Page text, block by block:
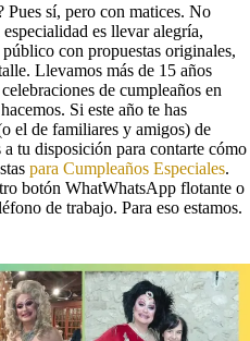
Pues sí, pero con matices. No
es llevar alegría,
con propuestas originales,
Llevamos más de 15 años
de cumpleaños en
Si este año te has
el de familiares y amigos) de
tu disposición para contarte cómo
para Cumpleaños Especiales.
botón WhatWhatsApp flotante o
de trabajo. Para eso estamos.